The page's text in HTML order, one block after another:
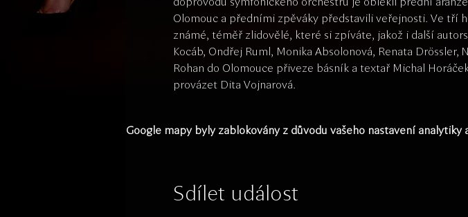
Olomouc a předními zpěváky představili veřejnosti. Ve tří
známé, téměř zlidovělé, které si zpíváte, jakož i další
Kocáb, Ondřej Ruml, Monika Absolonová, Renata Drössler,
Rohan do Olomouce přiveze básník a textař Michal
provázet Dita Vojnarová.
Google mapy byly zablokovány z důvodu vašeho nastavení analytiky
Sdílet událost